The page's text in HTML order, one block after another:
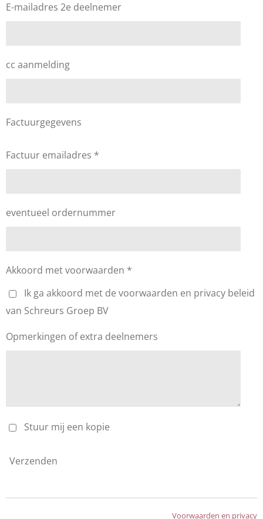
E-mailadres 2e deelnemer
cc aanmelding
Factuurgegevens
Factuur emailadres *
eventueel ordernummer
Akkoord met voorwaarden *
Ik ga akkoord met de voorwaarden en privacy beleid
van Schreurs Groep BV
Opmerkingen of extra deelnemers
Stuur mij een kopie
Verzenden
Voorwaarden en privacy